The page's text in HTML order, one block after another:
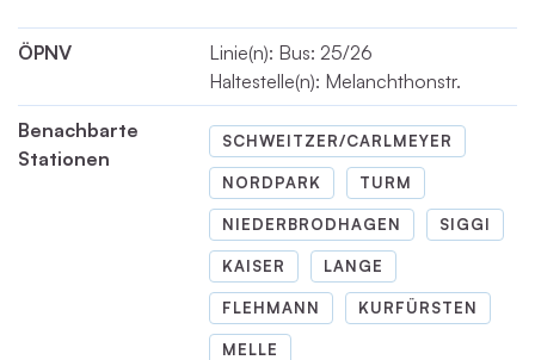
ÖPNV
Linie(n): Bus: 25/26
Haltestelle(n): Melanchthonstr.
Benachbarte
Stationen
SCHWEITZER/CARLMEYER
NORDPARK TURM
NIEDERBRODHAGEN SIGGI
KAISER LANGE
FLEHMANN KURFÜRSTEN
MELLE